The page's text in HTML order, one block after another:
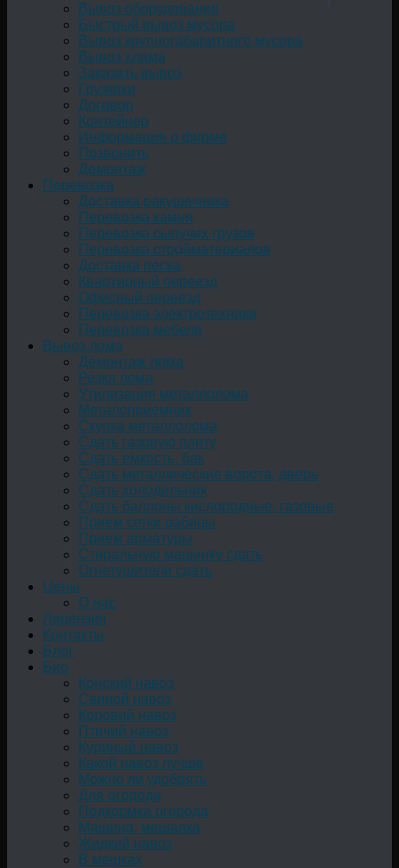
Вывоз оборудования
Быстрый вывоз мусора
Вывоз крупногабаритного мусора
Вывоз хлама
Заказать вывоз
Грузчики
Договор
Контейнер
Информация о фирме
Позвонить
Демонтаж
Перевозка
Доставка ракушечника
Перевозка камня
Перевозка сыпучих грузов
Перевозка стройматериалов
Доставка песка
Квартирный переезд
Офисный переезд
Перевозка электротехники
Перевозка мебели
Вывоз лома
Демонтаж лома
Резка лома
Утилизация металлолома
Металоприемник
Скупка металлолома
Сдать газовую плиту
Сдать емкость, бак
Cдать металлические ворота, дверь
Сдать холодильник
Сдать баллоны кислородные, газовые
Прием сетки рабицы
Прием арматуры
Стиральную машинку сдать
Огнетушители сдать
Цены
О нас
Лицензия
Контакты
Блог
Био
Конский навоз
Свиной навоз
Коровий навоз
Птичий навоз
Куриный навоз
Какой навоз лучше
Можно ли удобрять
Для огорода
Подкормка огорода
Машина, мешалка
Жидкий навоз
В мешках